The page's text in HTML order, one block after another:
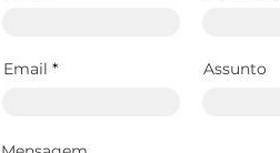
Email Assunto